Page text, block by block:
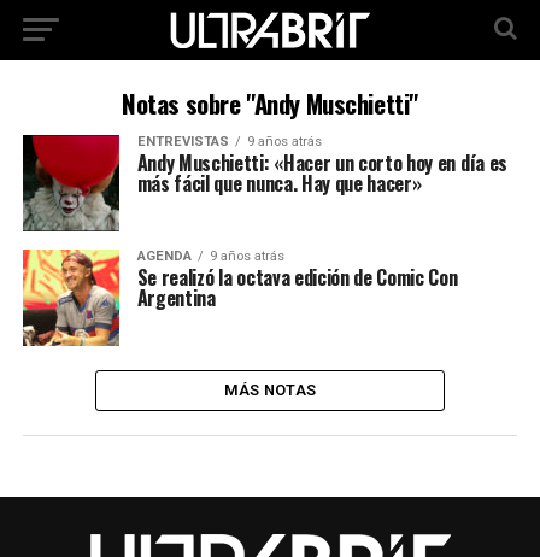
Notas sobre "Andy Muschietti"
ENTREVISTAS 9 años atrás
Andy Muschietti: «Hacer un corto hoy en día es
más fácil que nunca. Hay que hacer»
AGENDA 9 años atrás
Se realizó la octava edición de Comic Con
Argentina
MÁS NOTAS